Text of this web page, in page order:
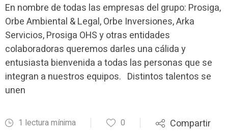
En nombre de todas las empresas del grupo: Prosiga,
Orbe Ambiental & Legal, Orbe Inversiones, Arka
Servicios, Prosiga OHS y otras entidades
colaboradoras queremos darles una cálida y
entusiasta bienvenida a todas las personas que se
integran a nuestros equipos. Distintos talentos se
unen
1 lectura mínima 0 Compartir